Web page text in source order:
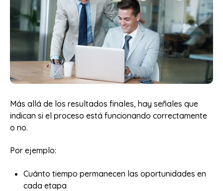
Más allá de los resultados finales, hay señales que
indican si el proceso está funcionando correctamente
o no.
Por ejemplo:
Cuánto tiempo permanecen las oportunidades en
cada etapa